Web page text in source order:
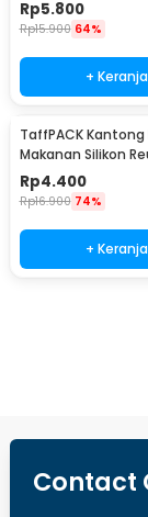
Rp5.800
Rp15.900 64%
+
TaffPACK
Makanan Silikon
Bag Ziplock Size S -
Rp4.400
Rp16.900 74%
+
Contact